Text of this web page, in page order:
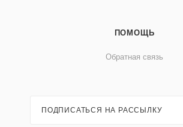
ПОМОЩЬ
Обратная связь
ПОДПИСАТЬСЯ НА РАССЫЛКУ